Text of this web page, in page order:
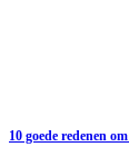
10 goede redenen